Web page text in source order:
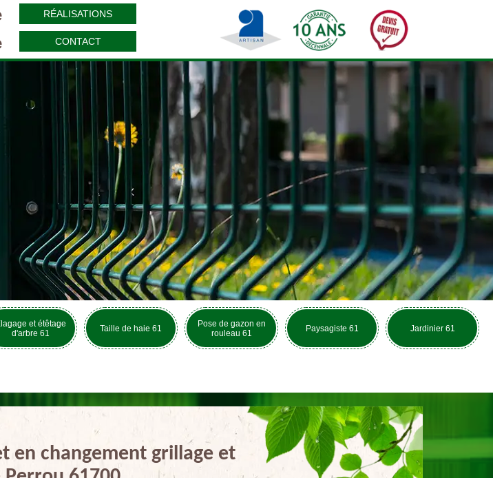
RÉALISATIONS
CONTACT
et étêtage
d'arbre 61
Taille de haie 61
Pose de gazon en
rouleau 61
Paysagiste 61 Jardinier 61
en changement grillage et